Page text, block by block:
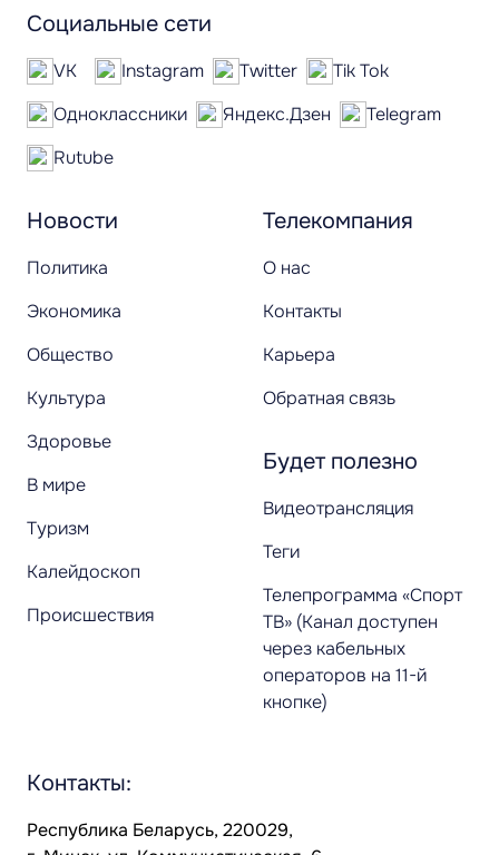
Новости
Политика
Экономика
Общество
Культура
Здоровье
В мире
Туризм
Калейдоскоп
Происшествия
Телекомпания
О нас
Контакты
Карьера
Обратная связь
Будет полезно
Видеотрансляция
Теги
Телепрограмма «Спорт
ТВ» (Канал доступен
через кабельных
операторов на 11-й
кнопке)
Социальные сети
VK Instagram Twitter
Tik Tok
Одноклассники
Яндекс.Дзен
Telegram
Rutube
Контакты:
Республика Беларусь, 220029,